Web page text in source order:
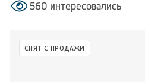
Посудомоечные машины
Встраиваемая техника
560 интересовались
СНЯТ С ПРОДАЖИ